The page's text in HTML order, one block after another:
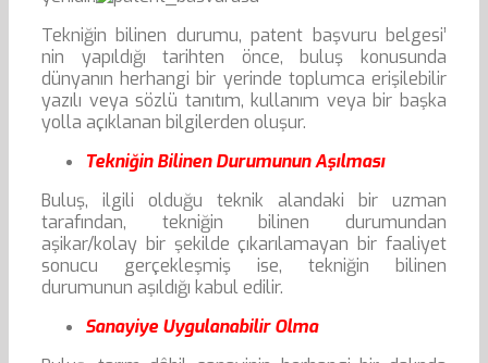
Tekniğin bilinen durumu, patent başvuru belgesi’
nin yapıldığı tarihten önce, buluş konusunda
dünyanın herhangi bir yerinde toplumca erişilebilir
yazılı veya sözlü tanıtım, kullanım veya bir başka
yolla açıklanan bilgilerden oluşur.
Tekniğin Bilinen Durumunun Aşılması
Buluş, ilgili olduğu teknik alandaki bir uzman
tarafından, tekniğin bilinen durumundan
aşikar/kolay bir şekilde çıkarılamayan bir faaliyet
sonucu gerçekleşmiş ise, tekniğin bilinen
durumunun aşıldığı kabul edilir.
Sanayiye Uygulanabilir Olma